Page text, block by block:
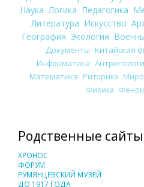
Наука Логика Педагогика
Литература Искусство
География Экология
Документы Китайская
Информатика
Математика Риторика
Физика
Родственные сайты
ХРОНОС
ФОРУМ
РУМЯНЦЕВСКИЙ МУЗЕЙ
ДО 1917 ГОДА